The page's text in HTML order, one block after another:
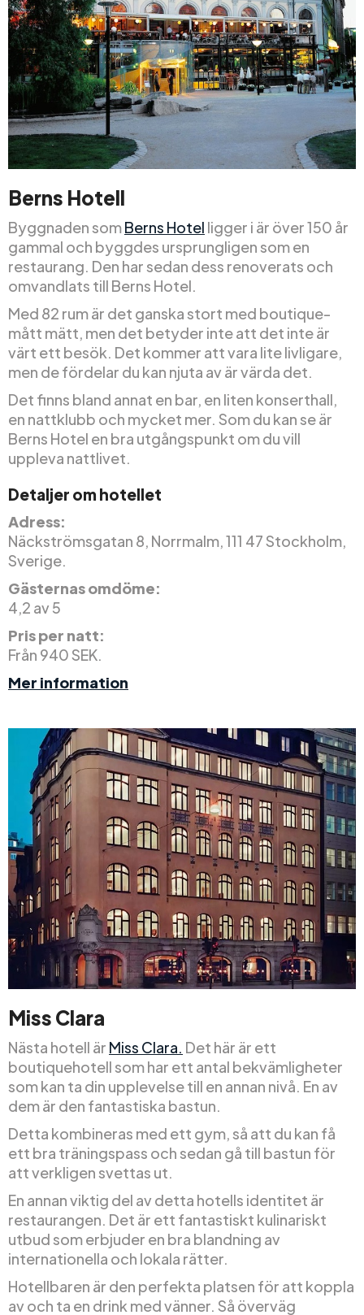
Berns Hotell
Byggnaden somBerns Hotel ligger i är över 150 år
gammal och byggdes ursprungligen som en
restaurang. Den har sedan dess renoverats och
omvandlats till Berns Hotel.
Med 82 rum är det ganska stort med boutique-
mått mätt, men det betyder inte att det inte är
värt ett besök. Det kommer att vara lite livligare,
men de fördelar du kan njuta av är värda det.
Det finns bland annat en bar, en liten konserthall,
en nattklubb och mycket mer. Som du kan se är
Berns Hotel en bra utgångspunkt om du vill
uppleva nattlivet.
Detaljer om hotellet
Adress:
Näckströmsgatan 8, Norrmalm, 111 47 Stockholm,
Sverige.
Gästernas omdöme:
4,2 av 5
Pris per natt:
Från 940 SEK.
Mer information
Miss Clara
Nästa hotell är Miss Clara. Det här är ett
boutiquehotell som har ett antal bekvämligheter
som kan ta din upplevelse till en annan nivå. En av
dem är den fantastiska bastun.
Detta kombineras med ett gym, så att du kan få
ett bra träningspass och sedan gå till bastun för
att verkligen svettas ut.
En annan viktig del av detta hotells identitet är
restaurangen. Det är ett fantastiskt kulinariskt
utbud som erbjuder en bra blandning av
internationella och lokala rätter.
Hotellbaren är den perfekta platsen för att koppla
av och ta en drink med vänner. Så överväg